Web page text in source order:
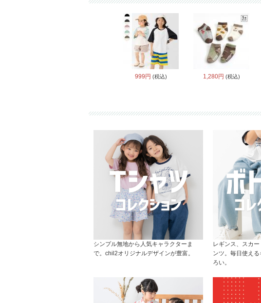
999円 (税込) 1,280円 (税込)
シンプル無地から人気キャラクターま
で。chil2オリジナルデザインが豊富。
レギンス、スカ
ンツ。毎日使え
ろい。